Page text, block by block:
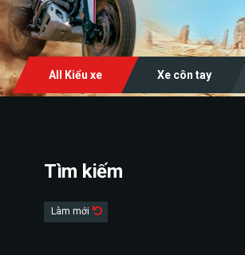
All Kiểu xe Xe côn tay
Tìm kiếm
Làm mới